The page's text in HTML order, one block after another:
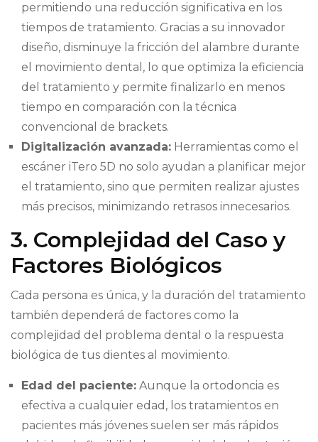
permitiendo una reducción significativa en los
tiempos de tratamiento. Gracias a su innovador
diseño, disminuye la fricción del alambre durante
el movimiento dental, lo que optimiza la eficiencia
del tratamiento y permite finalizarlo en menos
tiempo en comparación con la técnica
convencional de brackets.
Digitalización avanzada: Herramientas como el
escáner iTero 5D no solo ayudan a planificar mejor
el tratamiento, sino que permiten realizar ajustes
más precisos, minimizando retrasos innecesarios.
3. Complejidad del Caso y
Factores Biológicos
Cada persona es única, y la duración del tratamiento
también dependerá de factores como la
complejidad del problema dental o la respuesta
biológica de tus dientes al movimiento.
Edad del paciente: Aunque la ortodoncia es
efectiva a cualquier edad, los tratamientos en
pacientes más jóvenes suelen ser más rápidos